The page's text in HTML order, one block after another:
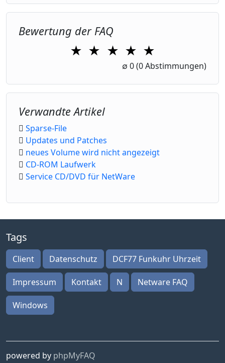
Bewertung der FAQ
★ ★
2 Stars
★
3 Stars
★
4 Stars
★
5 Stars
∅ 0(0 Abstimmungen)
Verwandte Artikel
Sparse-File
Updates und Patches
neues Volume wird nicht angezeigt
CD-ROM Laufwerk
Service CD/DVD für NetWare
Tags
Client Datenschutz DCF77 Funkuhr Uhrzeit
Impressum Kontakt N Netware FAQ
Windows
powered by phpMyFAQ